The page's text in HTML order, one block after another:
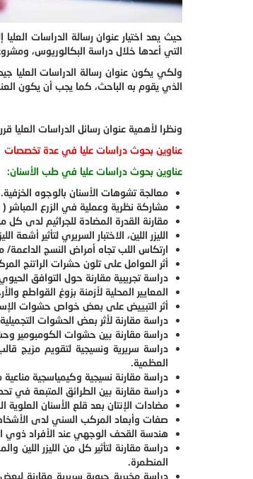
حيث يعد اختيار عنوان رسالة الدراسات
التي أعدها خلال دراسة البكالوريوس،
ولكي يكون عنوان رسالة الدراسات العليا
الذي يقوم به الباحث، كما يجب أن يكون
ونظرا لأهمية عنوان رسائل الدراسات
عناوين بحوث دراسات عليا في عدة تخصصات
عناوين بحوث دراسات عليا في طب الأسنان:
معالجة تشوهات الأسنان بالوجوه الخزفية.
مشاركة نظرية وعملية في الزرع المباشر (
مقارنة القدرة المضادة للجراثيم لدى
الليزر اللين، الاختبار السريري لتأثير
ارتكاس اللب تجاه أمراض النسج الداعمة/
أثر العوامل على تلون حشرات الراتنج
دراسة تجريبية مقارنة حول التوافق
المعايير المحلية لأزمنة بزوغ القواطع
أثر التبييض على بعض خواص حشوات
دراسة مقارنة لأثر بعض الحشوات
دراسة مقارنة بين حشوات الكومبومير
دراسة سريرية ونسيجية لتقويم مزيج
العظمية.
دراسة مقارنة نسيجية وكيمياسجية مناعية
دراسة مقارنة بين الطرائق المتبعة في
مضادات الإنتان بعد قلع الأسنان
صفات وأبعاد المركب السني لدى
هندسة القحف الوجهي عند الأفراد ذوي
دراسة مقارنة لتأثير كل من الليزر اللين
المنطمرة.
دراسة مخبرية حيوية سريرية مقارنة لبعض